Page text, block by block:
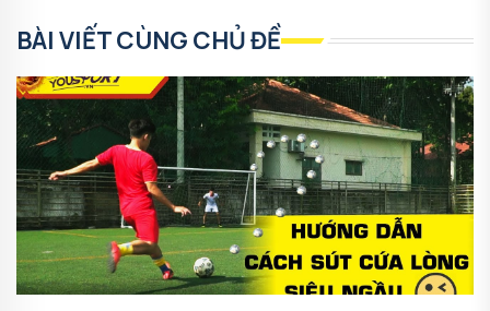
BÀI VIẾT CÙNG CHỦ ĐỀ